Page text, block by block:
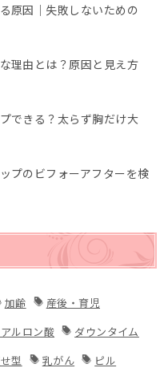
原因｜失敗しないための
理由とは？原因と見え方
できる？太らず胸だけ大
プのビフォーアフターを検
加齢
産後・育児
ルロン酸
ダウンタイム
型 乳がん
ピル